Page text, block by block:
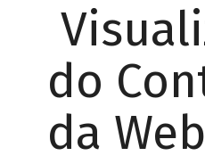
do
da Web